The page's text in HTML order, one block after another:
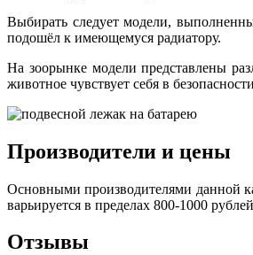
Выбирать следует модели,
подошёл к имеющемуся радиатору.
На зоорынке модели представлены
животное чувствует себя в
Производители и цены
Основными производителями данной
варьируется в пределах 800-1000
Отзывы